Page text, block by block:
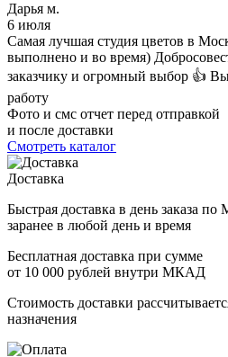
Дарья м.
6 июля
Самая лучшая студия цветов в
выполнено и во время)
заказчику и огромный выбор 👍
работу
Фото и смс отчет перед отправкой
и после доставки
Смотреть каталог
Доставка
Быстрая доставка в день заказа
заранее в любой день и время
Бесплатная доставка при сумме
от 10 000 рублей внутри МКАД
Стоимость доставки
назначения